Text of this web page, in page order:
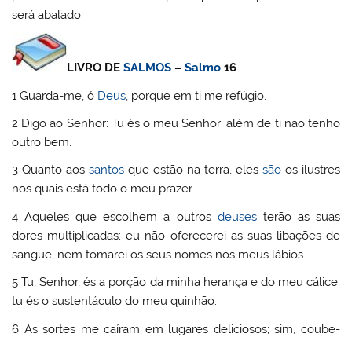
será abalado.
LIVRO DESALMOS –Salmo 16
1 Guarda-me, ó Deus , porque em ti me refúgio.
2 Digo ao Senhor: Tu és o meu Senhor; além de ti não tenho
outro bem.
3 Quanto aossantos que estão na terra, eles sãoos ilustres
nos quais está todo o meu prazer.
4 Aqueles que escolhem a outros deusesterão as suas
dores multiplicadas; eu não oferecerei as suas libações de
sangue, nem tomarei os seus nomes nos meus lábios.
5 Tu, Senhor, és a porção da minha herança e do meu cálice;
tu és o sustentáculo do meu quinhão.
6 As sortes me caíram em lugares deliciosos; sim, coube-